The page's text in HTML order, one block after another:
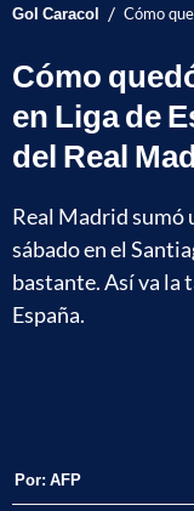
Gol Caracol / Cómo
Cómo
en Liga de
del Real
Real Madrid sumó
sábado en el
bastante. Así va la
España.
Por: AFP